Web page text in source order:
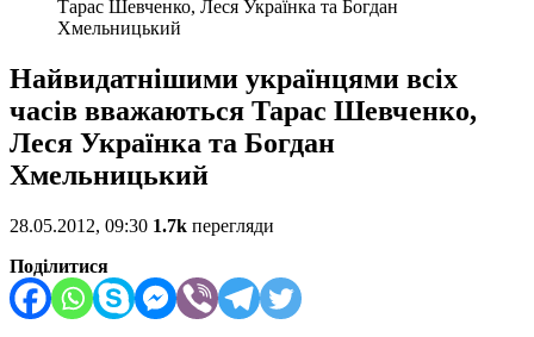
Тарас Шевченко, Леся Українка та Богдан
Хмельницький
Найвидатнішими українцями всіх
часів вважаються Тарас Шевченко,
Леся Українка та Богдан
Хмельницький
28.05.2012, 09:30 1.7k перегляди
Поділитися